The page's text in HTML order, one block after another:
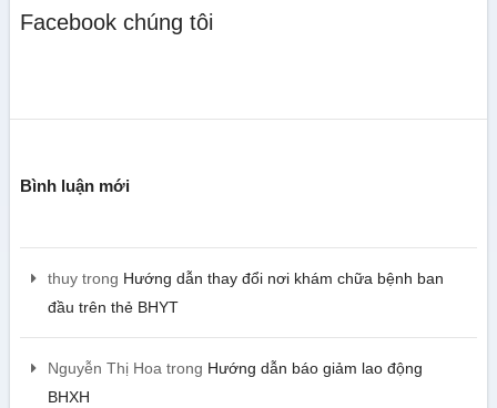
Facebook chúng tôi
Bình luận mới
thuytrong Hướng dẫn thay đổi nơi khám chữa bệnh ban
đầu trên thẻ BHYT
Nguyễn Thị Hoatrong Hướng dẫn báo giảm lao động
BHXH